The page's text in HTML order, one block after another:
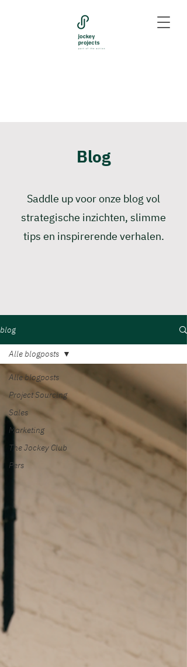
Blog
Saddle up voor onze blog vol
strategische inzichten, slimme
tips en inspirerende verhalen.
blog
Alle blogposts
Project Sourcing
Sales
Marketing
The Jockey Club
Pers
Alle blogposts